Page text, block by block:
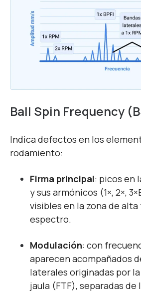
Ball Spin Frequency
Indica defectos en los
rodamiento:
Firma principal: picos en
y sus armónicos (1×, 2×,
visibles en la zona de
espectro.
Modulación: con
aparecen acompañados
laterales originadas por
jaula (FTF), separadas